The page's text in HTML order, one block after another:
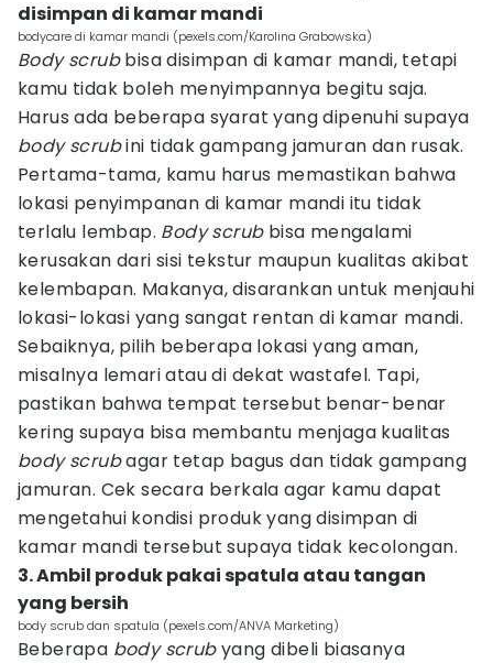
disimpan di kamar mandi
bodycare di kamar mandi (pexels.com/Karolina Grabowska)
Body scrubbisa disimpan di kamar mandi, tetapi
kamu tidak boleh menyimpannya begitu saja.
Harus ada beberapa syarat yang dipenuhi supaya
body scrubini tidak gampang jamuran dan rusak.
Pertama-tama, kamu harus memastikan bahwa
lokasi penyimpanan di kamar mandi itu tidak
terlalu lembap. Body scrubbisa mengalami
kerusakan dari sisi tekstur maupun kualitas akibat
kelembapan. Makanya, disarankan untuk menjauhi
lokasi-lokasi yang sangat rentan di kamar mandi.
Sebaiknya, pilih beberapa lokasi yang aman,
misalnya lemari atau di dekat wastafel. Tapi,
pastikan bahwa tempat tersebut benar-benar
kering supaya bisa membantu menjaga kualitas
body scrubagar tetap bagus dan tidak gampang
jamuran. Cek secara berkala agar kamu dapat
mengetahui kondisi produk yang disimpan di
kamar mandi tersebut supaya tidak kecolongan.
3. Ambil produk pakai spatula atau tangan
yang bersih
body scrub dan spatula (pexels.com/ANVA Marketing)
Beberapa body scrubyang dibeli biasanya